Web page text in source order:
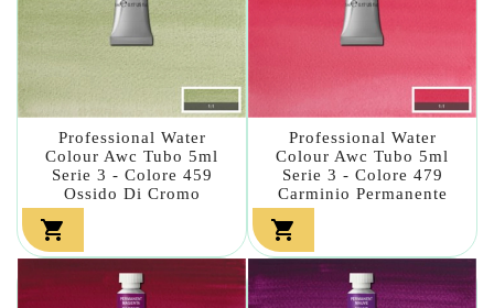
Professional Water
Colour Awc Tubo 5ml
Serie 3 - Colore 459
Ossido Di Cromo

Professional Water
Colour Awc Tubo 5ml
Serie 3 - Colore 479
Carminio Permanente
